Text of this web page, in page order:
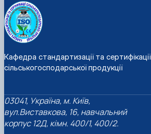
Кафедра стандартизації та сертифікації
сільськогосподарської продукції
03041, Україна, м. Київ,
вул.Виставкова, 16, навчальний
корпус 12Д, кімн. 400/1, 400/2.